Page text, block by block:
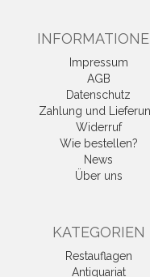
Impressum
AGB
Datenschutz
Zahlung und
Widerruf
Wie bestellen?
News
Über uns
KATEGORIEN
Restauflagen
Antiquariat